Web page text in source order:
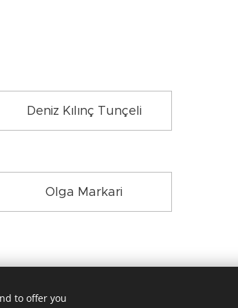
Deniz Kılınç Tunçeli
Olga Markari
Dancing Routes Komotini
to offer you